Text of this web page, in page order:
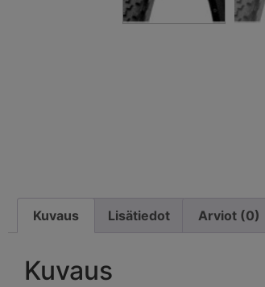
Kuvaus Lisätiedot Arviot (0)
Kuvaus